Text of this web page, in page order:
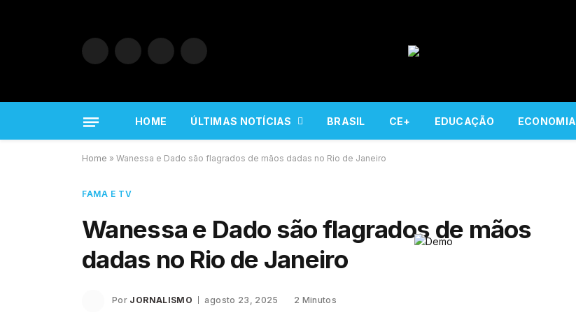
Facebook InstagramYouTube
HOME ÚLTIMAS NOTÍCIAS BRASIL CE+ EDUCAÇÃO ECONOMIA
Home » Wanessa e Dado são flagrados de mãos dadas no Rio de Janeiro
FAMA E TV
Wanessa e Dado são flagrados de mãos
dadas no Rio de Janeiro
Por JORNALISMO agosto 23, 2025 2 Minutos